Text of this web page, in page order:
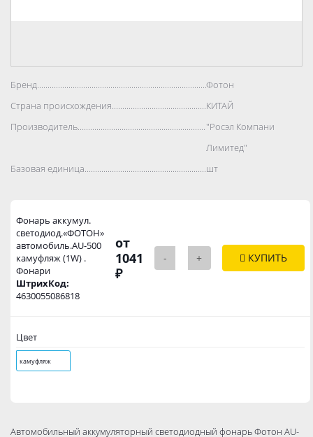
Бренд..................................................................................Фотон
Страна происхождения..................................................................................
КИТАЙ
Производитель..................................................................................
"Росэл Компани
Лимитед"
Базовая единица..................................................................................
шт
Фонарь аккумул.
светодиод.«ФОТОН»
автомобиль.AU-500
камуфляж (1W) .
Фонари
ШтрихКод:
4630055086818
от
1041
₽
- + КУПИТЬ
Цвет
камуфляж
Автомобильный аккумуляторный светодиодный фонарь Фотон AU-